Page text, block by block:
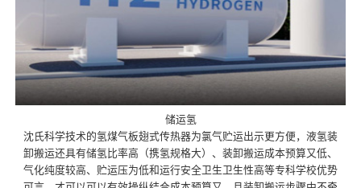
储运氢
沈氏科学技术的氢煤气板翅式传热器为氯气贮运出示更方便，液氢装
卸搬运还具有储氢比率高（携氢规格大）、装卸搬运成本预算又低、
气化纯度较高、贮运压为低和运行安全卫生卫生性高等专科学校优势